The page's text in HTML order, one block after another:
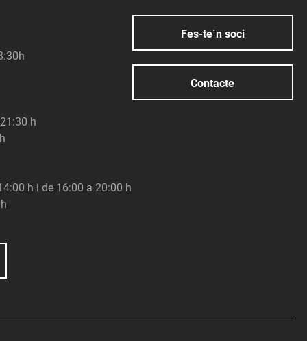
h
h i de 16:00 a 20:00 h
Fes-te´n soci
Contacte